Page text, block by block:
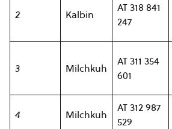
2 Kalbin
AT 318 841
247
3 Milchkuh
AT 311 354
601
4 Milchkuh
AT 312 987
529